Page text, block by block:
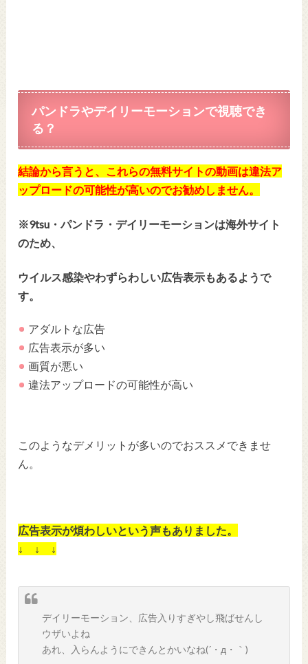
パンドラやデイリーモーションで視聴でき
る？
結論から言うと、これらの無料サイトの動画は違法ア
ップロードの可能性が高いのでお勧めしません。
※9tsu・パンドラ・デイリーモーションは海外サイト
のため、
ウイルス感染やわずらわしい広告表示もあるようで
す。
アダルトな広告
広告表示が多い
画質が悪い
違法アップロードの可能性が高い
このようなデメリットが多いのでおススメできませ
ん。
広告表示が煩わしいという声もありました。
↓ ↓ ↓
デイリーモーション、広告入りすぎやし飛ばせんし
ウザいよね
あれ、入らんようにできんとかいなね(´・д・｀)